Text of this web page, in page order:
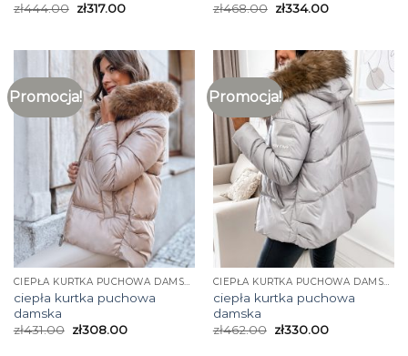
zł444.00 zł317.00
zł468.00 zł334.00
Promocja!
CIEPŁA KURTKA PUCHOWA DAMSKA
ciepła kurtka puchowa
damska
zł431.00 zł308.00
Promocja!
CIEPŁA KURTKA PUCHOWA DAMSKA
ciepła kurtka puchowa
damska
zł462.00 zł330.00